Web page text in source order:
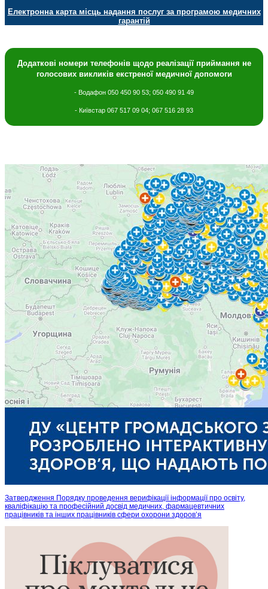
Електронна карта місць надання послуг за програмою медичних
гарантій
Додаткові номери телефонів щодо реалізації приймання не
голосових викликів екстреної медичної допомоги
- Водафон 050 450 90 53; 050 490 91 49
- Київстар 067 517 09 04; 067 516 28 93
Затвердження Порядку проведення верифікації інформації про освіту,
кваліфікацію та професійний досвід медичних, фармацевтичних
працівників та інших працівників сфери охорони здоров’я